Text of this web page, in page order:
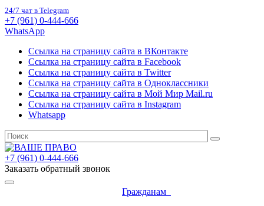
24/7 чат в Telegram
+7 (961) 0-444-666
WhatsApp
Ссылка на страницу сайта в ВКонтакте
Ссылка на страницу сайта в Facebook
Ссылка на страницу сайта в Twitter
Ссылка на страницу сайта в Одноклассники
Ссылка на страницу сайта в Мой Мир Mail.ru
Ссылка на страницу сайта в Instagram
Whatsapp
+7 (961) 0-444-666
Заказать обратный звонок
Гражданам